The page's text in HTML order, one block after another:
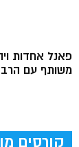
פאנל אחדות
משותף עם הרב
קורסים